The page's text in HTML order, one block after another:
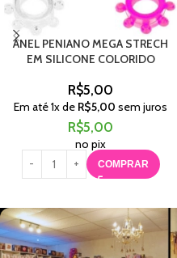
ANEL PENIANO MEGA STRECH
EM SILICONE COLORIDO
R$5,00
Em até1x de R$5,00 sem juros
R$5,00
no pix
COMPRAR